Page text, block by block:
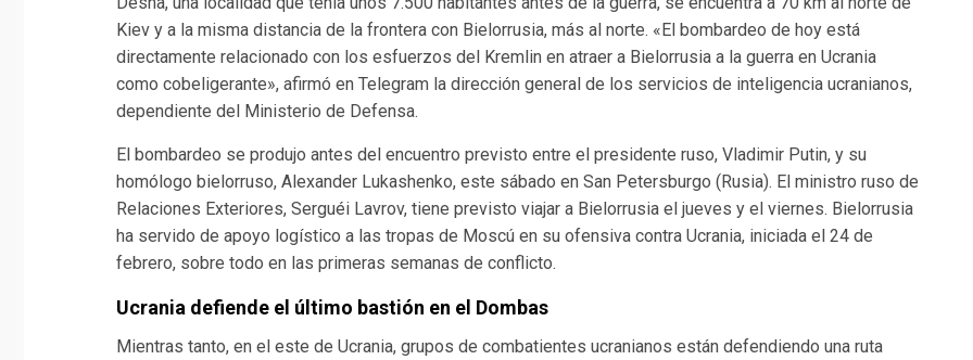
Kiev y a la misma distancia de la frontera con Bielorrusia, más al norte. «El bombardeo de hoy está
directamente relacionado con los esfuerzos del Kremlin en atraer a Bielorrusia a la guerra en Ucrania
como cobeligerante», afirmó en Telegram la dirección general de los servicios de inteligencia ucranianos,
dependiente del Ministerio de Defensa.
El bombardeo se produjo antes del encuentro previsto entre el presidente ruso, Vladimir Putin, y su
homólogo bielorruso, Alexander Lukashenko, este sábado en San Petersburgo (Rusia). El ministro ruso de
Relaciones Exteriores, Serguéi Lavrov, tiene previsto viajar a Bielorrusia el jueves y el viernes. Bielorrusia
ha servido de apoyo logístico a las tropas de Moscú en su ofensiva contra Ucrania, iniciada el 24 de
febrero, sobre todo en las primeras semanas de conflicto.
Ucrania defiende el último bastión en el Dombas
Mientras tanto, en el este de Ucrania, grupos de combatientes ucranianos están defendiendo una ruta